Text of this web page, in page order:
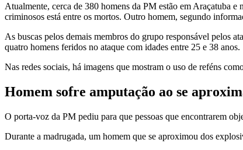
Atualmente, cerca de 380 homens da PM estão em Araçatuba e
criminosos está entre os mortos. Outro homem, segundo
As buscas pelos demais membros do grupo responsável pelos
quatro homens feridos no ataque com idades entre 25 e 38 anos.
Nas redes sociais, há imagens que mostram o uso de reféns
Homem sofre amputação ao se
O porta-voz da PM pediu para que pessoas que encontrarem
Durante a madrugada, um homem que se aproximou dos